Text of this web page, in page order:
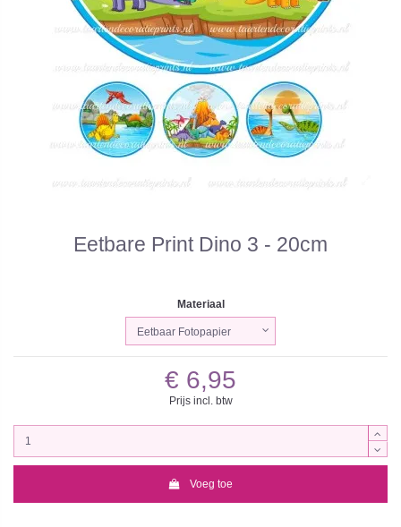
Eetbare Print Dino 3 - 20cm
Materiaal
€ 6,95
Prijs incl. btw
Voeg toe